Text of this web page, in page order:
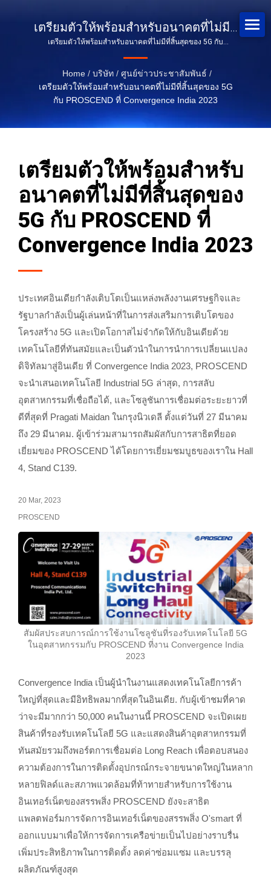
เตรียมตัวให้พร้อมสำหรับอนาคตที่ไม่มีที่
สิ้นสุดของ 5G กับ PROSCEND ที่
Convergence India 2023
เตรียมตัวให้พร้อมสำหรับอนาคตที่ไม่มีที่สิ้นสุดของ 5G กับ
Home / บริษัท / ศูนย์ข่าวประชาสัมพันธ์ /
เตรียมตัวให้พร้อมสำหรับอนาคตที่ไม่มีที่สิ้นสุดของ 5G
กับ PROSCEND ที่ Convergence India 2023
เตรียมตัวให้พร้อมสำหรับ
อนาคตที่ไม่มีที่สิ้นสุดของ
5G กับ PROSCEND ที่
Convergence India 2023
ประเทศอินเดียกำลังเติบโตเป็นแหล่งพลังงานเศรษฐกิจและ
รัฐบาลกำลังเป็นผู้เล่นหน้าที่ในการส่งเสริมการเติบโตของ
โครงสร้าง 5G และเปิดโอกาสไม่จำกัดให้กับอินเดียด้วย
เทคโนโลยีที่ทันสมัยและเป็นตัวนำในการนำการเปลี่ยนแปลง
ดิจิทัลมาสู่อินเดีย ที่ Convergence India 2023, PROSCEND
จะนำเสนอเทคโนโลยี Industrial 5G ล่าสุด, การสลับ
อุตสาหกรรมที่เชื่อถือได้, และโซลูชันการเชื่อมต่อระยะยาวที่
ดีที่สุดที่ Pragati Maidan ในกรุงนิวเดลี ตั้งแต่วันที่ 27 มีนาคม
ถึง 29 มีนาคม. ผู้เข้าร่วมสามารถสัมผัสกับการสาธิตที่ยอด
เยี่ยมของ PROSCEND ได้โดยการเยี่ยมชมบูธของเราใน Hall
4, Stand C139.
20 Mar, 2023
PROSCEND
สัมผัสประสบการณ์การใช้งานโซลูชันที่รองรับเทคโนโลยี 5G
ในอุตสาหกรรมกับ PROSCEND ที่งาน Convergence India
2023
Convergence India เป็นผู้นำในงานแสดงเทคโนโลยีการค้า
ใหญ่ที่สุดและมีอิทธิพลมากที่สุดในอินเดีย. กับผู้เข้าชมที่คาด
ว่าจะมีมากกว่า 50,000 คนในงานนี้ PROSCEND จะเปิดเผย
สินค้าที่รองรับเทคโนโลยี 5G และแสดงสินค้าอุตสาหกรรมที่
ทันสมัยรวมถึงพอร์ตการเชื่อมต่อ Long Reach เพื่อตอบสนอง
ความต้องการในการติดตั้งอุปกรณ์กระจายขนาดใหญ่ในหลาก
หลายฟิลด์และสภาพแวดล้อมที่ท้าทายสำหรับการใช้งาน
อินเทอร์เน็ตของสรรพสิ่ง PROSCEND ยังจะสาธิต
แพลตฟอร์มการจัดการอินเทอร์เน็ตของสรรพสิ่ง O'smart ที่
ออกแบบมาเพื่อให้การจัดการเครือข่ายเป็นไปอย่างราบรื่น
เพิ่มประสิทธิภาพในการติดตั้ง ลดค่าซ่อมแซม และบรรลุ
ผลิตภัณฑ์สูงสุด